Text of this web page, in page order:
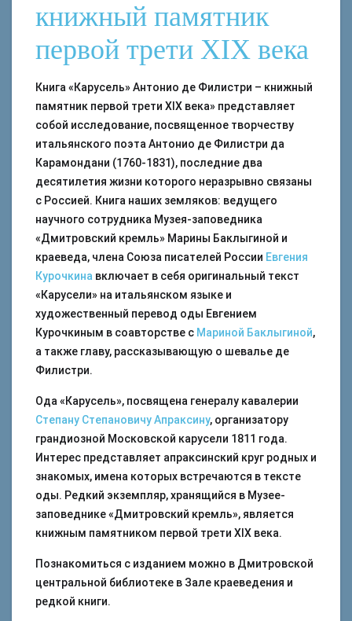
книжный памятник
первой трети XIX века
Книга «Карусель» Антонио де Филистри – книжный
памятник первой трети XIX века» представляет
собой исследование, посвященное творчеству
итальянского поэта Антонио де Филистри да
Карамондани (1760-1831), последние два
десятилетия жизни которого неразрывно связаны
с Россией. Книга наших земляков: ведущего
научного сотрудника Музея-заповедника
«Дмитровский кремль» Марины Баклыгиной и
краеведа, члена Союза писателей России Евгения
Курочкина включает в себя оригинальный текст
«Карусели» на итальянском языке и
художественный перевод оды Евгением
Курочкиным в соавторстве с Мариной Баклыгиной,
а также главу, рассказывающую о шевалье де
Филистри.
Ода «Карусель», посвящена генералу кавалерии
Степану Степановичу Апраксину, организатору
грандиозной Московской карусели 1811 года.
Интерес представляет апраксинский круг родных и
знакомых, имена которых встречаются в тексте
оды. Редкий экземпляр, хранящийся в Музее-
заповеднике «Дмитровский кремль», является
книжным памятником первой трети XIX века.
Познакомиться с изданием можно в Дмитровской
центральной библиотеке в Зале краеведения и
редкой книги.